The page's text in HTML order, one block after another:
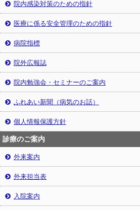
院内感染対策のための指針
医療に係る安全管理のための指針
病院指標
院外広報誌
院内勉強会・セミナーのご案内
ふれあい新聞（病気のお話）
個人情報保護方針
診療のご案内
外来案内
外来担当表
入院案内